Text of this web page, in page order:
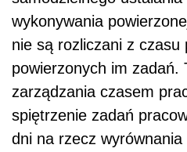
wykonywania
nie są rozliczani z czasu
powierzonych im zadań.
zarządzania czasem
spiętrzenie zadań
dni na rzecz wyrównania